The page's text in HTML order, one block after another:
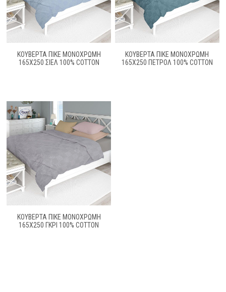
ΚΟΥΒΕΡΤΑ ΠΙΚΕ ΜΟΝΌΧΡΩΜΗ
165X250 ΣΙΕΛ 100% COTTON
ΚΟΥΒΕΡΤΑ ΠΙΚΕ ΜΟΝΌΧΡΩΜΗ
165X250 ΠΕΤΡΌΛ 100% COTTON
ΚΟΥΒΕΡΤΑ ΠΙΚΕ ΜΟΝΌΧΡΩΜΗ
165X250 ΓΚΡΙ 100% COTTON